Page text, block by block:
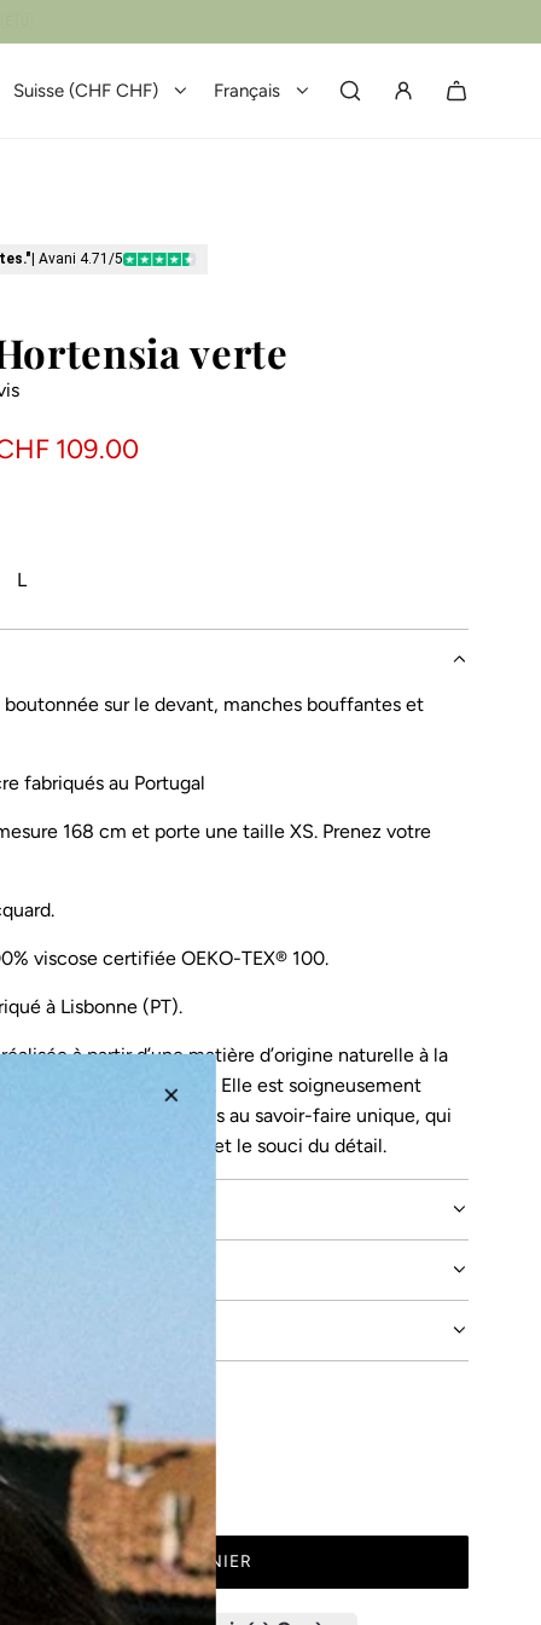
Suisse (CHF CHF) Français
| Avani 4.71/5
verte
109.00
L
boutonnée sur le devant, manches bouffantes et
fabriqués au Portugal
168 cm et porte une taille XS. Prenez votre
viscose certifiée OEKO-TEX® 100.
à Lisbonne (PT).
à partir d’une matière d’origine naturelle à la
respirante pour la peau. Elle est soigneusement
Portugal par des femmes au savoir-faire unique, qui
responsable et le souci du détail.
AJOUTER AU PANIER
C
H